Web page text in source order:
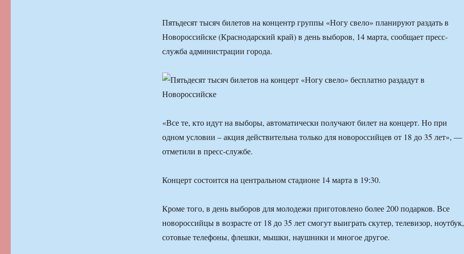
Пятьдесят тысяч билетов на концентр группы «Ногу свело» планируют раздать в
Новороссийске (Краснодарский край) в день выборов, 14 марта, сообщает пресс-
служба администрации города.
«Все те, кто идут на выборы, автоматически получают билет на концерт. Но при
одном условии – акция действительна только для новороссийцев от 18 до 35 лет», —
отметили в пресс-службе.
Концерт состоится на центральном стадионе 14 марта в 19:30.
Кроме того, в день выборов для молодежи приготовлено более 200 подарков. Все
новороссийцы в возрасте от 18 до 35 лет смогут выиграть скутер, телевизор, ноутбук,
сотовые телефоны, флешки, мышки, наушники и многое другое.